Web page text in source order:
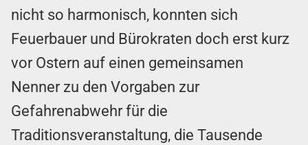
nicht so harmonisch, konnten sich
Feuerbauer und Bürokraten doch erst kurz
vor Ostern auf einen gemeinsamen
Nenner zu den Vorgaben zur
Gefahrenabwehr für die
Traditionsveranstaltung, die Tausende